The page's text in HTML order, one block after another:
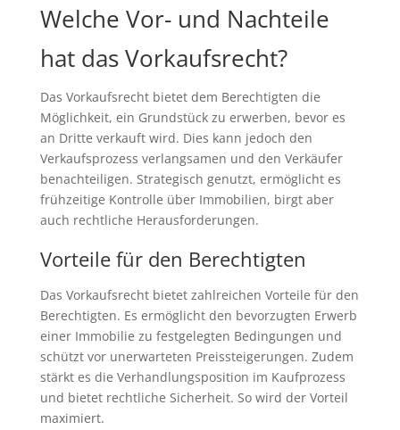
Welche Vor- und Nachteile
hat das Vorkaufsrecht?
Das Vorkaufsrecht bietet dem Berechtigten die
Möglichkeit, ein Grundstück zu erwerben, bevor es
an Dritte verkauft wird. Dies kann jedoch den
Verkaufsprozess verlangsamen und den Verkäufer
benachteiligen. Strategisch genutzt, ermöglicht es
frühzeitige Kontrolle über Immobilien, birgt aber
auch rechtliche Herausforderungen.
Vorteile für den Berechtigten
Das Vorkaufsrecht bietet zahlreichen Vorteile für den
Berechtigten. Es ermöglicht den bevorzugten Erwerb
einer Immobilie zu festgelegten Bedingungen und
schützt vor unerwarteten Preissteigerungen. Zudem
stärkt es die Verhandlungsposition im Kaufprozess
und bietet rechtliche Sicherheit. So wird der Vorteil
maximiert.